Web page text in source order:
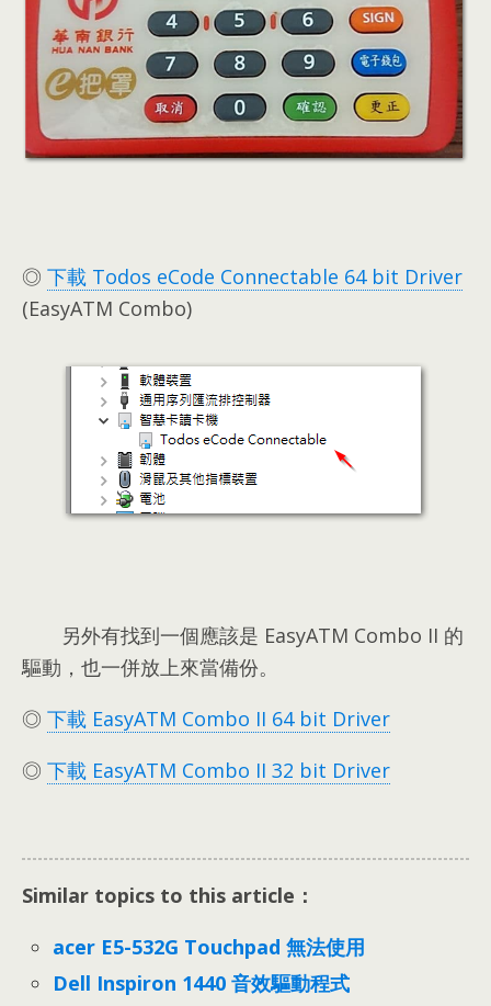
◎ 下載 Todos eCode Connectable 64 bit Driver
(EasyATM Combo)
另外有找到一個應該是 EasyATM Combo II 的
驅動，也一併放上來當備份。
◎ 下載 EasyATM Combo II 64 bit Driver
◎ 下載 EasyATM Combo II 32 bit Driver
Similar topics to this article：
acer E5-532G Touchpad 無法使用
Dell Inspiron 1440 音效驅動程式